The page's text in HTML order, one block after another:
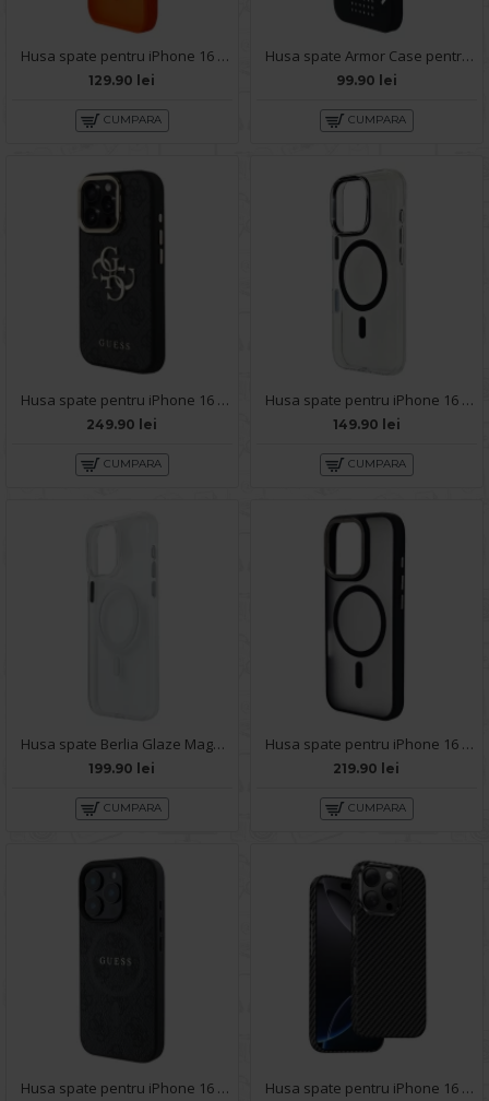
Husa spate pentru iPhone 16 Pro Matte Case Magsafe - Semitransparent/Orange
129.90 lei
CUMPARA
Husa spate Armor Case pentru iPhone 16 Pro - Negru
99.90 lei
CUMPARA
Husa spate pentru iPhone 16 Pro - Guess Stand Camera
249.90 lei
CUMPARA
Husa spate pentru iPhone 16 Pro Berlia Sheen Magsafe - Transparent/Negru
149.90 lei
CUMPARA
Husa spate Berlia Glaze Magsafe pentru iPhone 16 Pro - Clear
199.90 lei
CUMPARA
Husa spate pentru iPhone 16 Pro Berlia Matte Magsafe - Semitransparent/Negru
219.90 lei
CUMPARA
Husa spate pentru iPhone 16 Pro - Guess Magsafe Husa spate pentru iPhone 16 Pro Keephone Kevilar Magsafe - Negru